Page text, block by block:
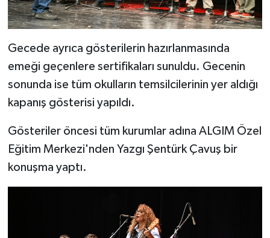
Gecede ayrıca gösterilerin hazırlanmasında
emeği geçenlere sertifikaları sunuldu. Gecenin
sonunda ise tüm okulların temsilcilerinin yer aldığı
kapanış gösterisi yapıldı.
Gösteriler öncesi tüm kurumlar adına ALGIM Özel
Eğitim Merkezi'nden Yazgı Şentürk Çavuş bir
konuşma yaptı.